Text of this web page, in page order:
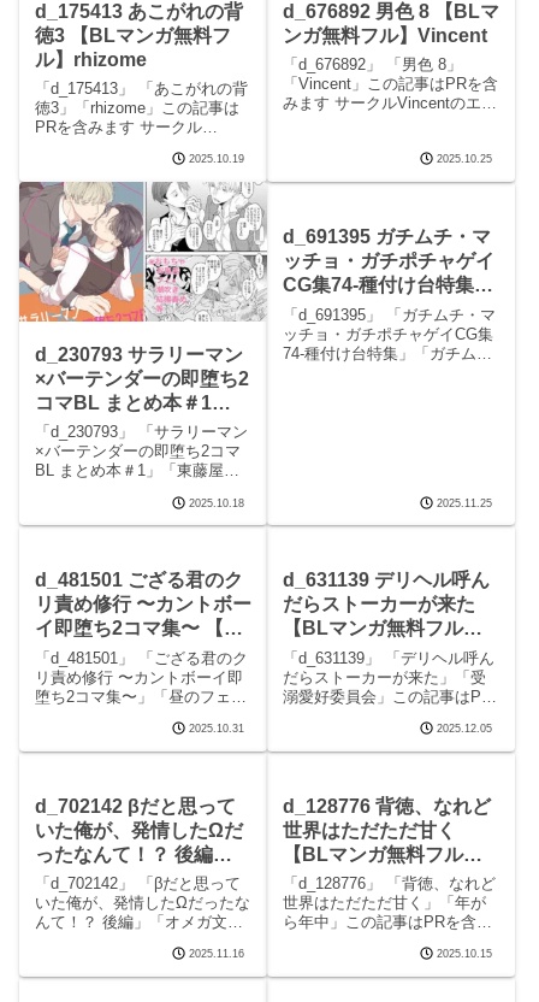
d_175413 あこがれの背
徳3 【BLマンガ無料フ
ル】rhizome
「d_175413」 「あこがれの背
徳3」「rhizome」この記事は
PRを含みます サークル
きを読むd_175413 あこがれの
背徳3の見どころシーンあこが
れの背徳3 画像1あこがれの背
徳3 画像2あこ
2025.10.19
d_676892 男色 8 【BLマ
ンガ無料フル】Vincent
「d_676892」 「男色 8」
「Vincent」この記事はPRを含
みます サークルVincentのエロ
ーン男色 8 画像1男色 8 画像2
男色 8 画像3男色 8 画像4男色
2025.10.25
d_230793 サラリーマン
×バーテンダーの即堕ち2
コマBL まとめ本＃1
【BLマンガ無料フル】
東藤屋
「d_230793」 「サラリーマン
×バーテンダーの即堕ち2コマ
BL まとめ本＃1」「東藤屋」
クル東藤屋のエロマンガで
す。 続きを読むd_230793 サ
堕ち2コマBL まとめ本＃1
2025.10.18
d_691395 ガチムチ・マ
ッチョ・ガチポチャゲイ
CG集74-種付け台特集
【BLマンガ無料フル】
ガチムチゲイCG
「d_691395」 「ガチムチ・マ
ッチョ・ガチポチャゲイCG集
74-種付け台特集」「ガチムチ
2025.11.25
d_481501 ござる君のク
リ責め修行 〜カントボー
イ即堕ち2コマ集〜 【BL
マンガ無料フル】昼のフ
ェザーエース＆夜のふぇ
ざーえっち
「d_481501」 「ござる君のク
リ責め修行 〜カントボーイ即
堕ち2コマ集〜」「昼のフェザ
ち」この記事はPRを含みます
サークル昼のフェザーエース
マンガです。 続きを読む
d_481501
2025.10.31
d_631139 デリヘル呼ん
だらストーカーが来た
【BLマンガ無料フル】
受溺愛好委員会
「d_631139」 「デリヘル呼ん
だらストーカーが来た」「受
溺愛好委員会」この記事はPR
委員会のエロマンガです。 続
きを読むd_631139 デリヘル呼
どころシーンデリヘル呼んだ
らスト
2025.12.05
d_702142 βだと思って
いた俺が、発情したΩだ
ったなんて！？ 後編
【BLマンガ無料フル】
オメガ文庫
「d_702142」 「βだと思って
いた俺が、発情したΩだったな
んて！？ 後編」「オメガ文
サークルオメガ文庫のエロマ
ンガです。 続きを読む
2025.11.16
d_128776 背徳、なれど
世界はただただ甘く
【BLマンガ無料フル】
年がら年中
「d_128776」 「背徳、なれど
世界はただただ甘く」「年が
ら年中」この記事はPRを含み
ロマンガです。 続きを読む
d_128776 背徳、なれど世界は
2025.10.15